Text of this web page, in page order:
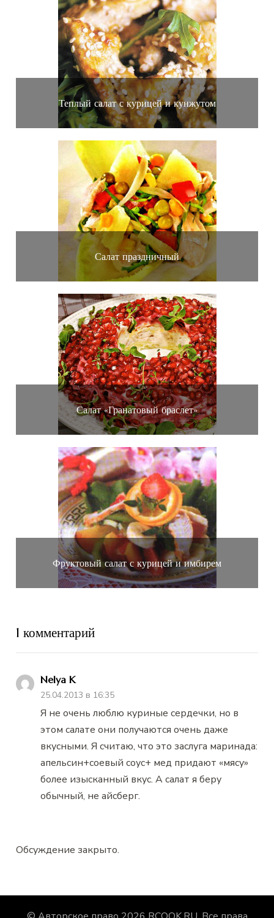
Теплый салат с курицей и кунжутом
Салат праздничный
Салат «Гранатовый браслет»
Фруктовый салат с курицей и имбирем
1 комментарий
Nelya K
25.04.2013 в 16:35
Я не очень люблю куриные сердечки, но в
этом салате они получаются очень даже
вкусными. Я считаю, что это заслуга маринада:
апельсин+соевый соус+ мед придают «мясу»
более изысканный вкус. А салат я беру
обычный, не айсберг.
Обсуждение закрыто.